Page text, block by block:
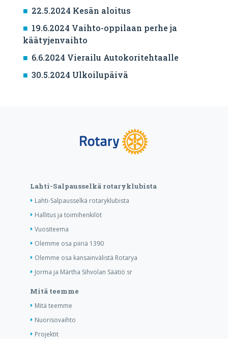
22.5.2024 Kesän aloitus
19.6.2024 Vaihto-oppilaan perhe ja
käätyjenvaihto
6.6.2024 Vierailu Autokoritehtaalle
30.5.2024 Ulkoilupäivä
Lahti-Salpausselkä rotaryklubista
Lahti-Salpausselkä rotaryklubista
Hallitus ja toimihenkilöt
Vuositeema
Olemme osa piiriä 1390
Olemme osa kansainvälistä Rotarya
Jorma ja Märtha Sihvolan Säätiö sr
Mitä teemme
Mitä teemme
Nuorisovaihto
Projektit